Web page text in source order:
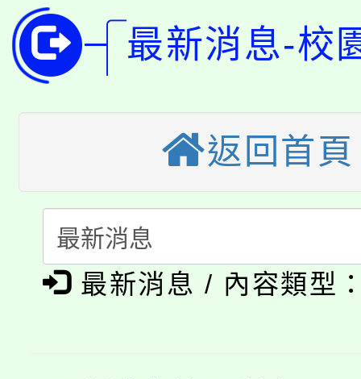
開!
115年桃園市運動會8/
田徑場及游泳池舉行。
桃園市低收入戶享有免
視費優惠，中低收入戶
半價優惠，詳情可洽有
者。
大園自造教育及科技中
份教師增能研習
大溪自造教育及科技
份教師研習
淨零綠生活教案入校路
會
115年食農教育專業人
程
「本色祭」8/29、30在
最新消息-校
返回首頁
最新消息 / 內容類型